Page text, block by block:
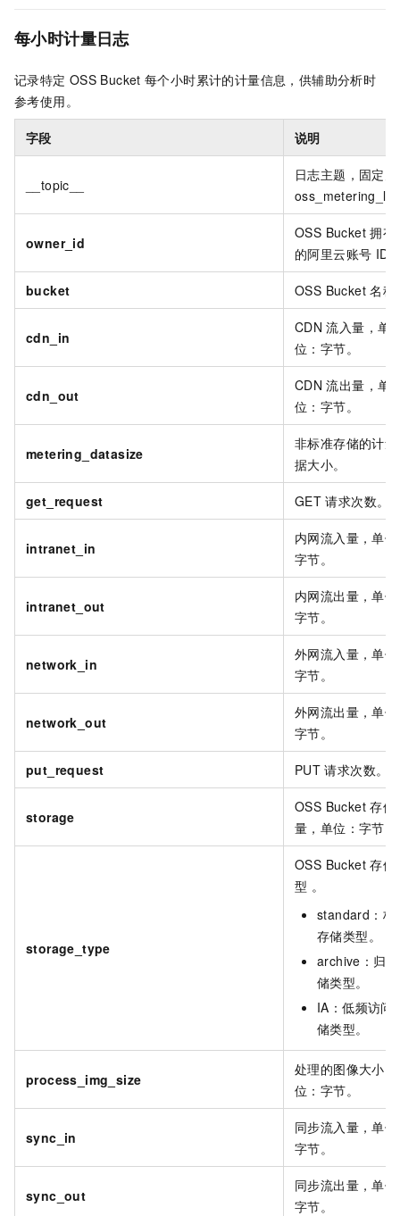
每小时计量日志
记录特定 OSS Bucket 每个小时累计的计量信息，供辅助分析时
参考使用。
字段 说明
__topic__
日志主题，固定为
owner_id
OSS Bucket 拥有
的阿里云账号 ID
bucket OSS Bucket 名称
cdn_in
CDN 流入量，单
位：字节。
cdn_out
CDN 流出量，单
位：字节。
metering_datasize
非标准存储的计
据大小。
get_request GET 请求次数。
intranet_in
内网流入量，单
字节。
intranet_out
内网流出量，单
字节。
network_in
外网流入量，单
字节。
network_out
外网流出量，单
字节。
put_request PUT 请求次数。
storage
OSS Bucket 存储
量，单位：字节。
storage_type
OSS Bucket 存储
型 。
standard：标
存储类型。
archive：归
储类型。
IA：低频访问
储类型。
process_img_size
处理的图像大小
位：字节。
sync_in
同步流入量，单
字节。
sync_out
同步流出量，单
字节。